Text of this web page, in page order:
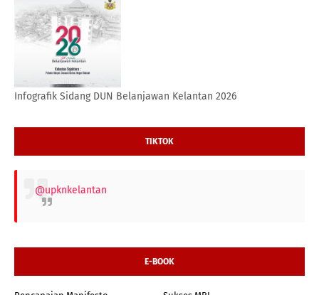
Infografik Sidang DUN Belanjawan Kelantan 2026
TIKTOK
@upknkelantan
E-BOOK